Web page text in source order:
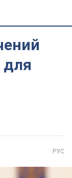
для
РУС